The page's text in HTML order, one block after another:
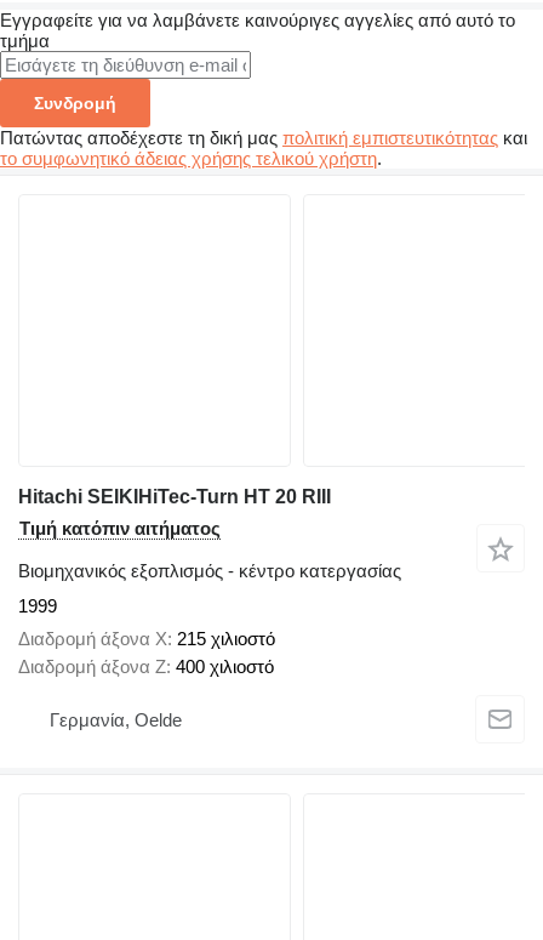
Εγγραφείτε για να λαμβάνετε καινούριγες αγγελίες από αυτό το
τμήμα
Συνδρομή
Πατώντας αποδέχεστε τη δική μας πολιτική εμπιστευτικότητας και
το συμφωνητικό άδειας χρήσης τελικού χρήστη.
Hitachi SEIKIHiTec-Turn HT 20 RIII
Τιμή κατόπιν αιτήματος
Βιομηχανικός εξοπλισμός - κέντρο κατεργασίας
1999
Διαδρομή άξονα X 215 χιλιοστό
Διαδρομή άξονα Z 400 χιλιοστό
Γερμανία, Oelde